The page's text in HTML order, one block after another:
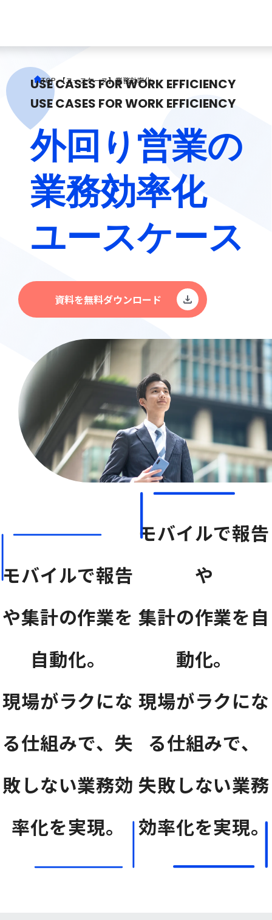
TOP-【ユースケース】業務効率化
USE CASES FOR WORK EFFICIENCY
USE CASES FOR WORK EFFICIENCY
外回り営業の
業務効率化
ユースケース
資料を無料ダウンロード
モバイルで報告
や集計の作業を
自動化。
現場がラクにな
る仕組みで、失
敗しない業務効
率化を実現。
モバイルで報告
や
集計の作業を自
動化。
現場がラクにな
る仕組みで、
失敗しない業務
効率化を実現。